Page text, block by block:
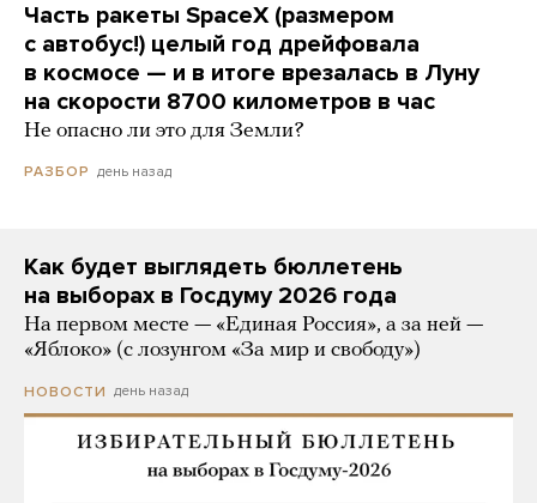
Часть ракеты SpaceX (размером
с автобус!) целый год дрейфовала
в космосе — и в итоге врезалась в Луну
на скорости 8700 километров в час
Не опасно ли это для Земли?
РАЗБОР день назад
Как будет выглядеть бюллетень
на выборах в Госдуму 2026 года
На первом месте — «Единая Россия», а за ней —
«Яблоко» (с лозунгом «За мир и свободу»)
НОВОСТИ день назад